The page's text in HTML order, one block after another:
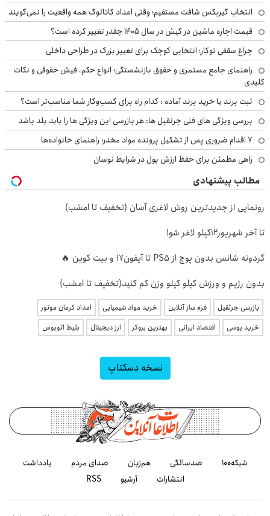
انتخاب گیربکس شافت مستقیم؛ وقتی اعداد کاتالوگ همه واقعیت را نمی‌گویند
قیمت اجاره ماشین در کیش در سال ۱۴۰۵ چقدر تغییر کرده است؟
چراغ سقفی توکار؛ انتخابی کوچک برای تغییر بزرگ در طراحی داخلی
راهنمای جامع مستمری و حقوق بازنشستگی؛ انواع حکم، فیش حقوقی و نکات
کلیدی
ثبت برند یا خرید برند آماده : کدام راه برای کسب‌وکار شما مناسب‌تر است؟
بررسی ویژگی های فنی جرثقیل ها: هر بازرسی این ویژگی ها را باید بلد باشد
۷ اقدام ضروری پس از تشکیل پرونده مواد مخدر؛ راهنمای خانواده‌ها
راهی مطمئن برای حفظ ارزش پول در شرایط نوسان
مطالب پیشنهادی
رونمایی از جدیدترین روش لاغری آسان (تخفیف تا امشب)
تا آخر شهریور12کیلو لاغر شو!
گردونه شانس بدون پوچ از PS5 تا آیفون17 و بیت کوین 🔥
بدون رژیم و ورزش کیلو کیلو وزن کم کنید(تخفیف تا امشب)
بازرسی جرثقیل فرم ساز آنلاین خرید مواد شیمیایی
امداد کرمان موتور
خرید یوسی
اقتصاد ایرانی بهترین بروکر ارز دیجیتال بلیط اتوبوس
نسخه دسکتاپ
شبکه۱۰۰ صدسالگی هم‌زبان صدای مردم
یادداشت
انتشارات
آرشیو RSS